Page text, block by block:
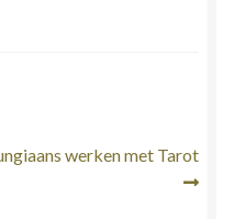
werken met Tarot